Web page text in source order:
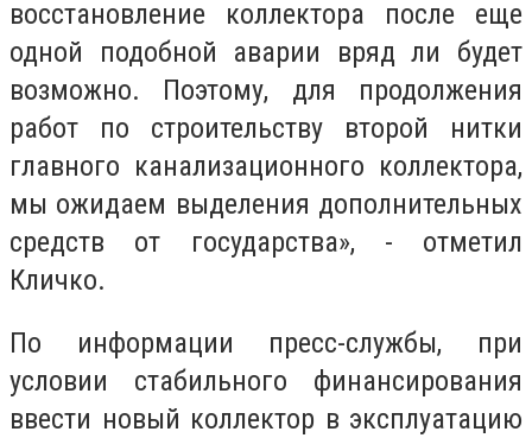
восстановление коллектора после еще
одной подобной аварии вряд ли будет
возможно. Поэтому, для продолжения
работ по строительству второй нитки
главного канализационного коллектора,
мы ожидаем выделения дополнительных
средств от государства», - отметил
Кличко.
По информации пресс-службы, при
условии стабильного финансирования
ввести новый коллектор в эксплуатацию